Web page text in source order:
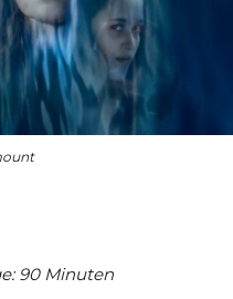
90 Minuten